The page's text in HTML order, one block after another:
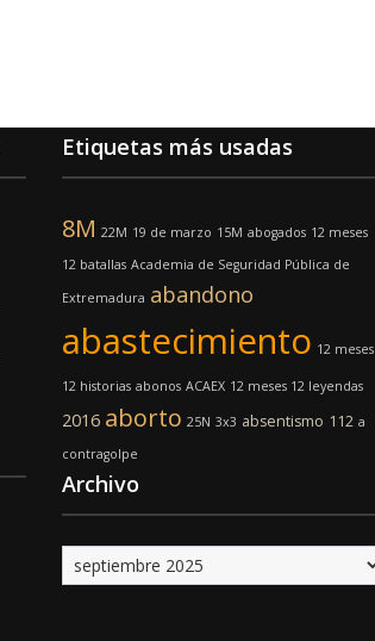
Etiquetas más usadas
8M 22M 19 de marzo 15M abogados 12 meses
12 batallas Academia de Seguridad Pública de
Extremadura abandono
abastecimiento 12 meses
12 historias abonos ACAEX 12 meses 12 leyendas
2016 aborto 25N 3x3 absentismo 112 a
contragolpe
Archivo
Archivo